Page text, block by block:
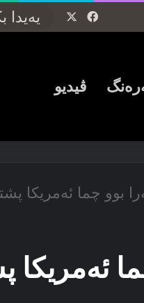
Facebook
ڤیدیو
بوو چما ئەمریكا
ئەمریكا